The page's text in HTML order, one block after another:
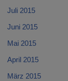
Juli 2015
Juni 2015
Mai 2015
April 2015
März 2015